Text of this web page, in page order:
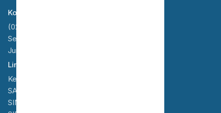
Kontak
(024) 6923955
Senin - Kamis : 08.00 - 15.00
Jumat : 08.00 - 11.00
Link Terkait
Kemenkes
SATU SEHAT
SIM-ILP